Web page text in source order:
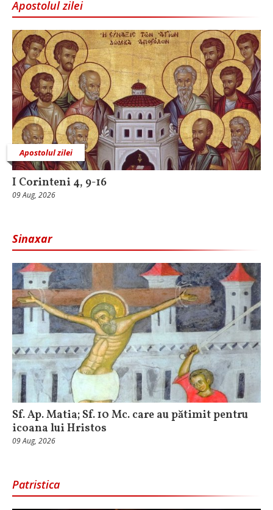
Apostolul zilei
Apostolul zilei
I Corinteni 4, 9-16
09 Aug, 2026
Sinaxar
Sf. Ap. Matia; Sf. 10 Mc. care au pătimit pentru
icoana lui Hristos
09 Aug, 2026
Patristica